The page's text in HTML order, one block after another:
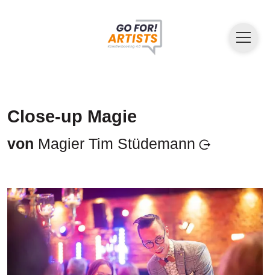
Close-up Magie
von Magier Tim Stüdemann